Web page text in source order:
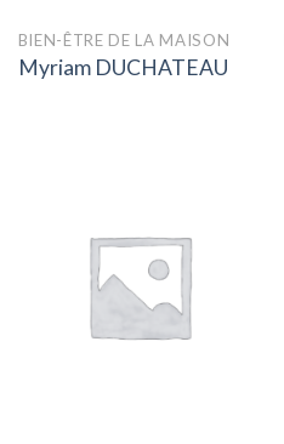
BIEN-ÊTRE DE LA MAISON
Myriam DUCHATEAU